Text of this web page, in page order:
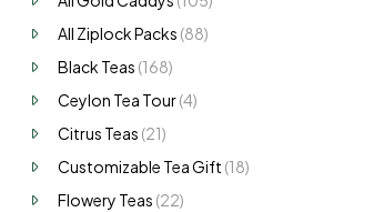
All Ziplock Packs (88)
Black Teas (168)
Ceylon Tea Tour(4)
Citrus Teas (21)
Customizable Tea Gift (18)
Flowery Teas (22)